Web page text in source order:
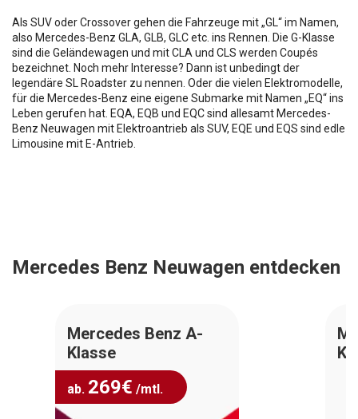
Als SUV oder Crossover gehen die Fahrzeuge mit „GL“ im Namen,
also Mercedes-Benz GLA, GLB, GLC etc. ins Rennen. Die G-Klasse
sind die Geländewagen und mit CLA und CLS werden Coupés
bezeichnet. Noch mehr Interesse? Dann ist unbedingt der
legendäre SL Roadster zu nennen. Oder die vielen Elektromodelle,
für die Mercedes-Benz eine eigene Submarke mit Namen „EQ“ ins
Leben gerufen hat. EQA, EQB und EQC sind allesamt Mercedes-
Benz Neuwagen mit Elektroantrieb als SUV, EQE und EQS sind edle
Limousine mit E-Antrieb.
Mercedes Benz Neuwagen entdecken
Mercedes Benz A-
Klasse
ab. 269€ /mtl.